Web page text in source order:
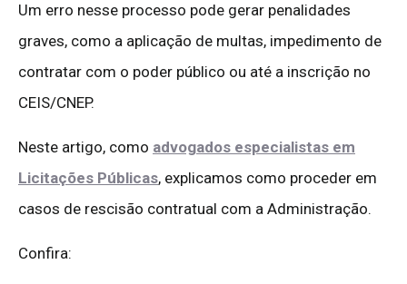
Um erro nesse processo pode gerar penalidades
graves, como a aplicação de multas, impedimento de
contratar com o poder público ou até a inscrição no
CEIS/CNEP.
Neste artigo, como advogados especialistas em
Licitações Públicas, explicamos como proceder em
casos de rescisão contratual com a Administração.
Confira: